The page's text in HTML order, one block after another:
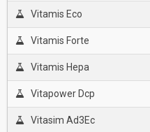
Vitamis Eco
Vitamis Forte
Vitamis Hepa
Vitapower Dcp
Vitasim Ad3Ec